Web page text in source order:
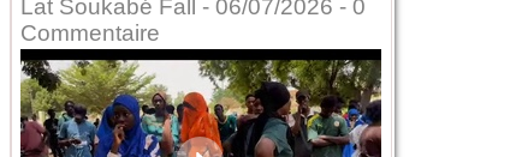
Lat Soukabé Fall - 06/07/2026 - 0
Commentaire